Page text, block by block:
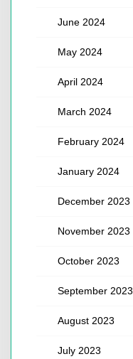
June 2024
May 2024
April 2024
March 2024
February 2024
January 2024
December 2023
November 2023
October 2023
September 2023
August 2023
July 2023